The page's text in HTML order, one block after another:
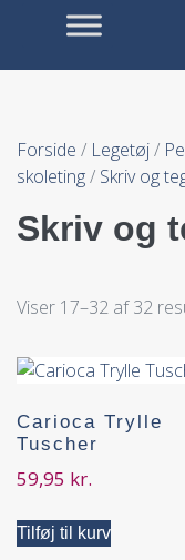
Forside / Legetøj/
skoleting/ Skriv og
Skriv og
Viser 17–32 af 32
Carioca Trylle
Tuscher
59,95 kr.
Tilføj til kurv